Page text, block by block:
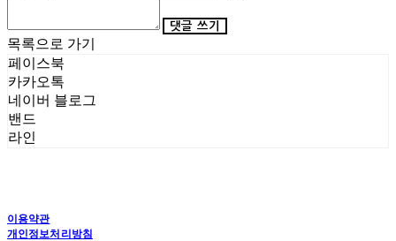
댓글 쓰기
목록으로 가기
페이스북
카카오톡
네이버 블로그
밴드
라인
이용약관
개인정보처리방침